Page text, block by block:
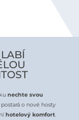
nechte svou
o nové hosty
hotelový komfort